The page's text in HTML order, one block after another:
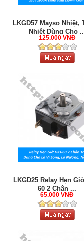
LKGD57 Mayso Nhiệt,
Nhiệt Dùng Cho
125.000 VNĐ
LKGD25 Relay Hẹn
60 2 Chân ...
65.000 VNĐ